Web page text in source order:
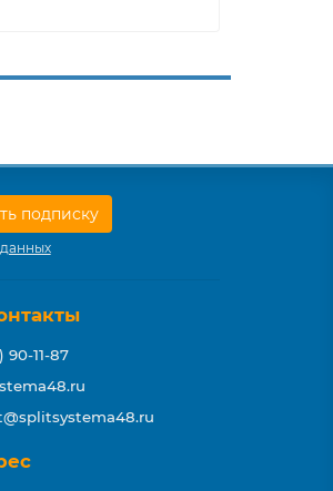
подписку
90-11-87